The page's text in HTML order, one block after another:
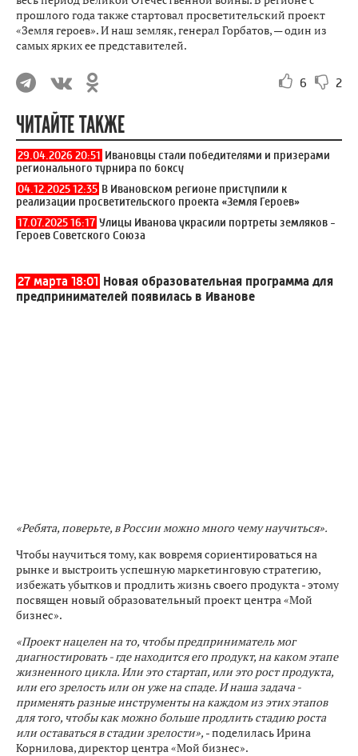
прошлого года также стартовал просветительский проект
«Земля героев». И наш земляк, генерал Горбатов, — один из
самых ярких ее представителей.
6 2
ЧИТАЙТЕ ТАКЖЕ
29.04.2026 20:51 Ивановцы стали победителями и призерами
регионального турнира по боксу
04.12.2025 12:35 В Ивановском регионе приступили к
реализации просветительского проекта «Земля Героев»
17.07.2025 16:17 Улицы Иванова украсили портреты земляков -
Героев Советского Союза
27 марта 18:01 Новая образовательная программа для
предпринимателей появилась в Иванове
«Ребята, поверьте, в России можно много чему научиться».
Чтобы научиться тому, как вовремя сориентироваться на
рынке и выстроить успешную маркетинговую стратегию,
избежать убытков и продлить жизнь своего продукта - этому
посвящен новый образовательный проект центра «Мой
бизнес».
«Проект нацелен на то, чтобы предприниматель мог
диагностировать - где находится его продукт, на каком этапе
жизненного цикла. Или это стартап, или это рост продукта,
или его зрелость или он уже на спаде. И наша задача -
применять разные инструменты на каждом из этих этапов
для того, чтобы как можно больше продлить стадию роста
или оставаться в стадии зрелости», - поделилась Ирина
Корнилова, директор центра «Мой бизнес».